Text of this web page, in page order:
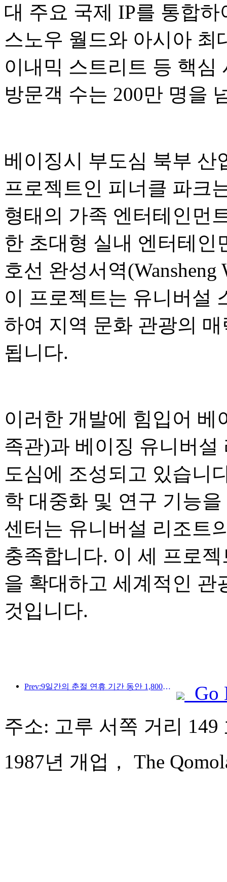
대 주요 국제 IP를 통합
스노우 월드와 아시아 최
이내믹 스트리트 등 핵심
방문객 수는 200만 명을
베이징시 부도심 북부 산
프로젝트인 피너클 파크
형태의 가족 엔터테인먼
한 초대형 실내 엔터테인
호선 완성서역
이 프로젝트는 유니버설
하여 지역 문화 관광의
됩니다.
이러한 개발에 힘입어 베
족관)과 베이징 유니버
도심에 조성되고 있습니
학 대중화 및 연구 기능
센터는 유니버설 리조트
충족합니다. 이 세 프로
을 확대하고 세계적인 관
것입니다.
Prev:9일간의 춘절 연휴 기간 동안 1,800만 명 이상이 국내외를 왕래할 것으로 예상됩니다.
Go
주소: 고루 서쪽 거리
1987년 개업， The